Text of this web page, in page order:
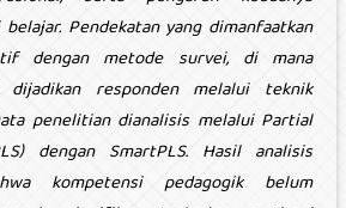
Pendekatan yang dimanfaatkan
dengan metode survei, di mana
dijadikan responden melalui teknik
penelitian dianalisis melalui Partial
dengan SmartPLS. Hasil analisis
kompetensi pedagogik belum